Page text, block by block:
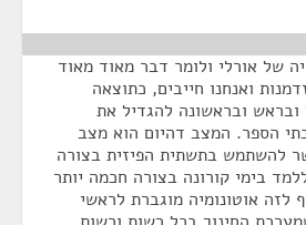
של אורלי ולומר דבר מאוד מאוד
ואנחנו חייבים, כתוצאה
ובראשונה להגדיל את
הספר. המצב דהיום הוא מצב
להשתמש בתשתית הפיזית בצורה
בימי קורונה בצורה חכמה יותר
לזה אוטונומיה מוגברת לראשי